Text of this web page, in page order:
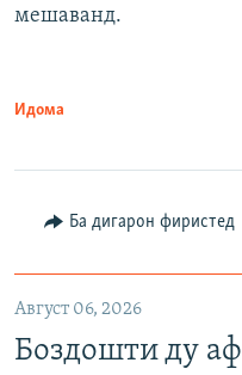
мешаванд.
Идома
Ба дигарон фиристед
Август 06, 2026
Боздошти ду